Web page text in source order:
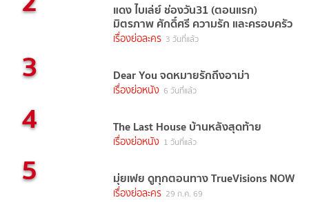
แดง ไบเล่ย์ ช่องวัน31 (ตอนแรก)
มิตรภาพ ศักดิ์ศรี ความรัก และครอบครัว
เรื่องย่อละคร 3 วันที่แล้ว
3 Dear You จดหมายรักถึงอาม่า
เรื่องย่อหนัง 6 วันที่แล้ว
4 The Last House บ้านหลังสุดท้าย
เรื่องย่อหนัง 1 วันที่แล้ว
5 มุ่ยเฟย ดูทุกตอนทาง TrueVisions NOW
เรื่องย่อละคร 29 ก.ค. 69